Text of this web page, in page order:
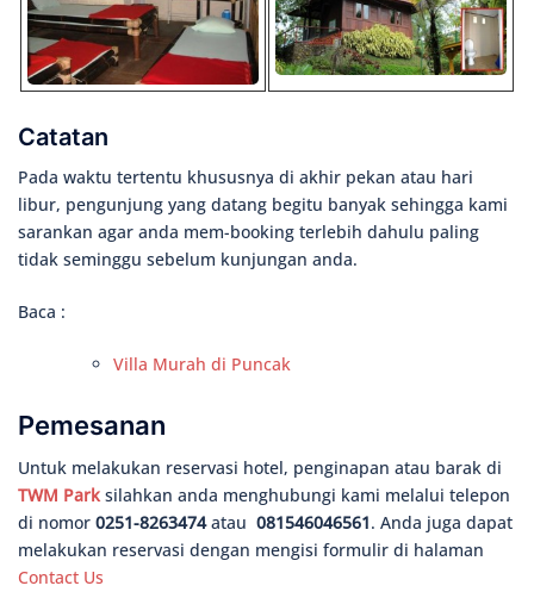
Catatan
Pada waktu tertentu khususnya di akhir pekan atau hari
libur, pengunjung yang datang begitu banyak sehingga kami
sarankan agar anda mem-booking terlebih dahulu paling
tidak seminggu sebelum kunjungan anda.
Baca :
Villa Murah di Puncak
Pemesanan
Untuk melakukan reservasi hotel, penginapan atau barak di
TWM Park silahkan anda menghubungi kami melalui telepon
di nomor 0251-8263474atau 081546046561. Anda juga dapat
melakukan reservasi dengan mengisi formulir di halaman
Contact Us